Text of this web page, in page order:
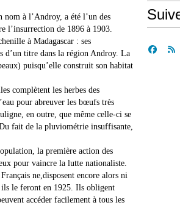
nom à l’Androy, a été l’un des
l’insurrection de 1896 à 1903.
à Madagascar : ses
d’un titre dans la région Androy. La
puisqu’elle construit son habitat
complètent les herbes des
pour abreuver les bœufs très
en outre, que même celle-ci se
fait de la pluviométrie insuffisante,
la première action des
pour vaincre la lutte nationaliste.
ne,disposent encore alors ni
le feront en 1925. Ils obligent
accéder facilement à tous les